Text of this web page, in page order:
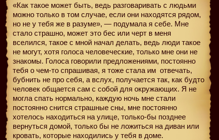
«Как такое может быть, ведь разговаривать с людьми
можно только в том случае, если они находятся рядом,
но не у тебя же в разуме», — подумала я себе. Мне
стало страшно, может это бес или черт в меня
вселился, такое с мной начал делать, ведь люди такое
не могут, хотя голоса человеческие, только мне они не
знакомы. Голоса говорили предложениями, постоянно
тебя о чем-то спрашивая, я тоже стала им отвечать,
бубнить не про себя, а вслух, получается так, как будто
человек общается сам с собой для окружающих. Я не
могла спать нормально, каждую ночь мне стали
постоянно снится страшные сны, мне постоянно
хотелось находиться на улице, только-бы позднее
вернуться домой, только бы не ложиться на диван или
кровать, которые находились у тебя в доме.